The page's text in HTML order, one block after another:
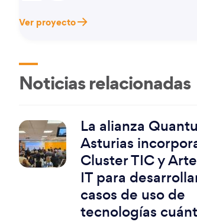
Ver proyecto
Noticias relacionadas
La alianza
Asturias
Cluster TIC y
IT para
casos de uso de
tecnologías